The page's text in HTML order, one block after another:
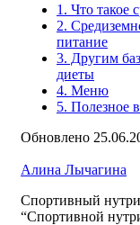
1. Что такое
2.
питание
3. Другим
диеты
4. Меню
5. Полезное
Обновлено
Алина Лычагина
Спортивный
“Спортивной